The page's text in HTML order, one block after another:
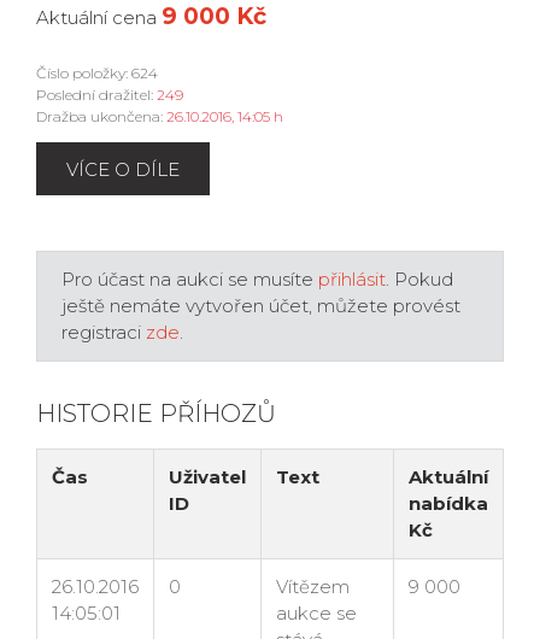
Aktuální cena 9 000 Kč
Číslo položky: 624
Poslední dražitel: 249
Dražba ukončena: 26.10.2016, 14:05 h
VÍCE O DÍLE
Pro účast na aukci se musíte přihlásit. Pokud
ještě nemáte vytvořen účet, můžete provést
registraci zde.
HISTORIE PŘÍHOZŮ